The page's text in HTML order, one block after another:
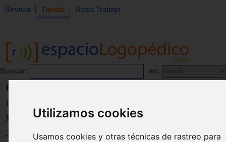
Utilizamos cookies
Usamos cookies y otras técnicas de rastreo para
Revista Tienda Bolsa Trabajo
Buscar: en:
Revista
Libros
Material
Juguetes